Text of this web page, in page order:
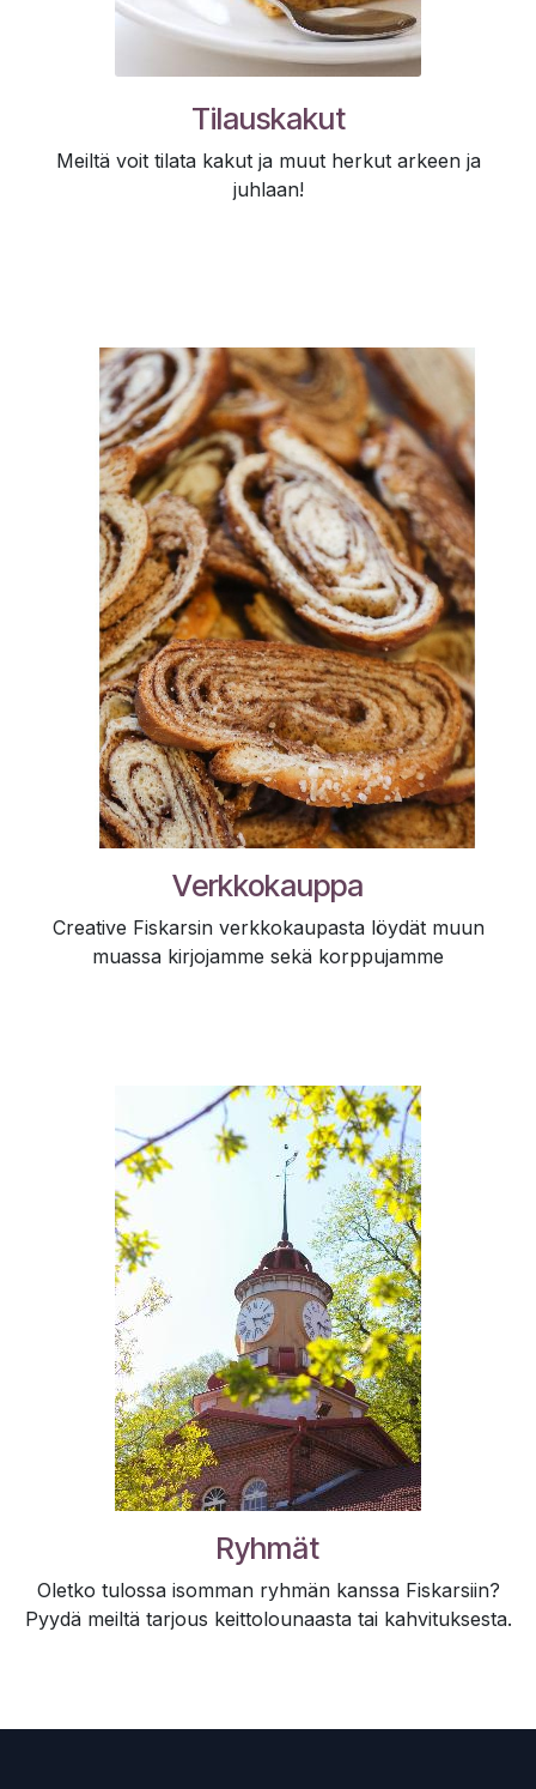
Tilauskakut
Meiltä voit tilata kakut ja muut herkut arkeen ja
juhlaan!
Verkkokauppa
Creative Fiskarsin verkkokaupasta löydät muun
muassa kirjojamme sekä korppujamme
Ryhmät
Oletko tulossa isomman ryhmän kanssa Fiskarsiin?
Pyydä meiltä tarjous keittolounaasta tai kahvituksesta.